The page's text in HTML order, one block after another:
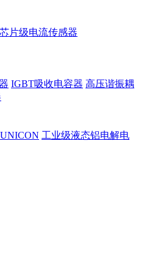
芯片级电流传感器
IGBT吸收电容器 高压谐振耦
工业级液态铝电解电